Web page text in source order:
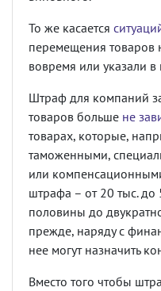
То же касается
перемещения товаров
вовремя или указали
Штраф для компаний
товаров больше не
товарах, которые,
таможенными,
или
штрафа – от 20 тыс. до
половины до
прежде, наряду с
нее могут назначить
Вместо того чтобы